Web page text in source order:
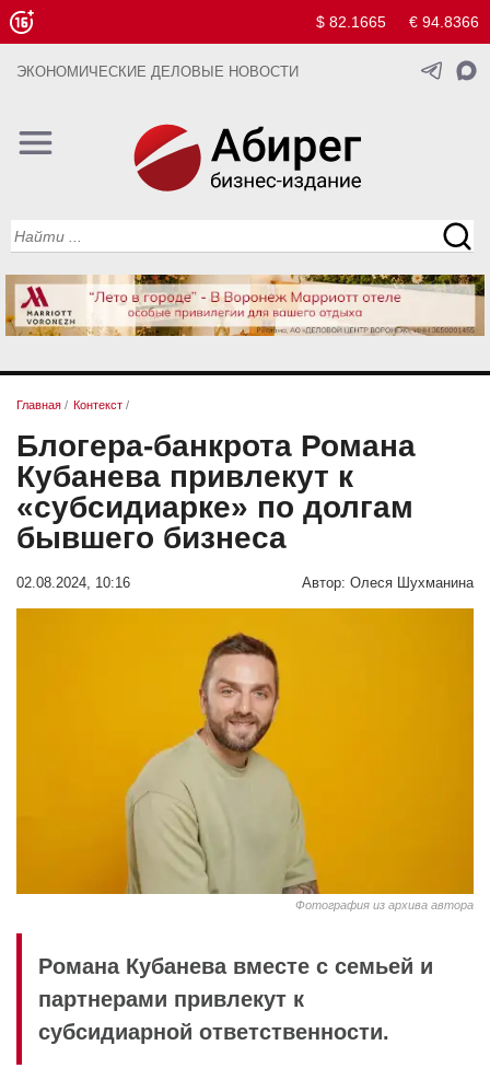
$ 82.1665 € 94.8366
ЭКОНОМИЧЕСКИЕ ДЕЛОВЫЕ НОВОСТИ
Главная / Контекст /
Блогера-банкрота Романа
Кубанева привлекут к
«субсидиарке» по долгам
бывшего бизнеса
02.08.2024, 10:16 Автор: Олеся Шухманина
Фотография из архива автора
Романа Кубанева вместе с семьей и
партнерами привлекут к
субсидиарной ответственности.